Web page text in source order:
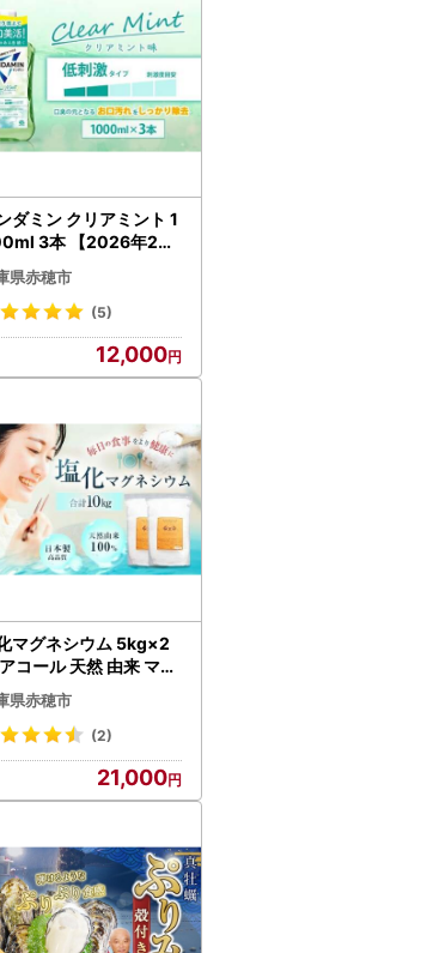
ダミン クリアミント 1
3本 【2026年2月
旬より順次発送予定】
ス製薬 口腔ケア 口内
マウスウォッシュ 防
県赤穂市
(5)
12,000
マグネシウム 5kg×2
コール 天然 由来 マグ
ウム にがり
県赤穂市
(2)
21,000